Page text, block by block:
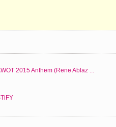
2015 Anthem (Rene Ablaz ...